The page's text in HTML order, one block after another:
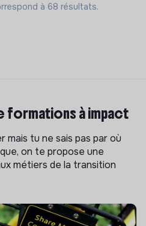
à 68 résultats.
à impact
tu ne sais pas par où
on te propose une
métiers de la transition